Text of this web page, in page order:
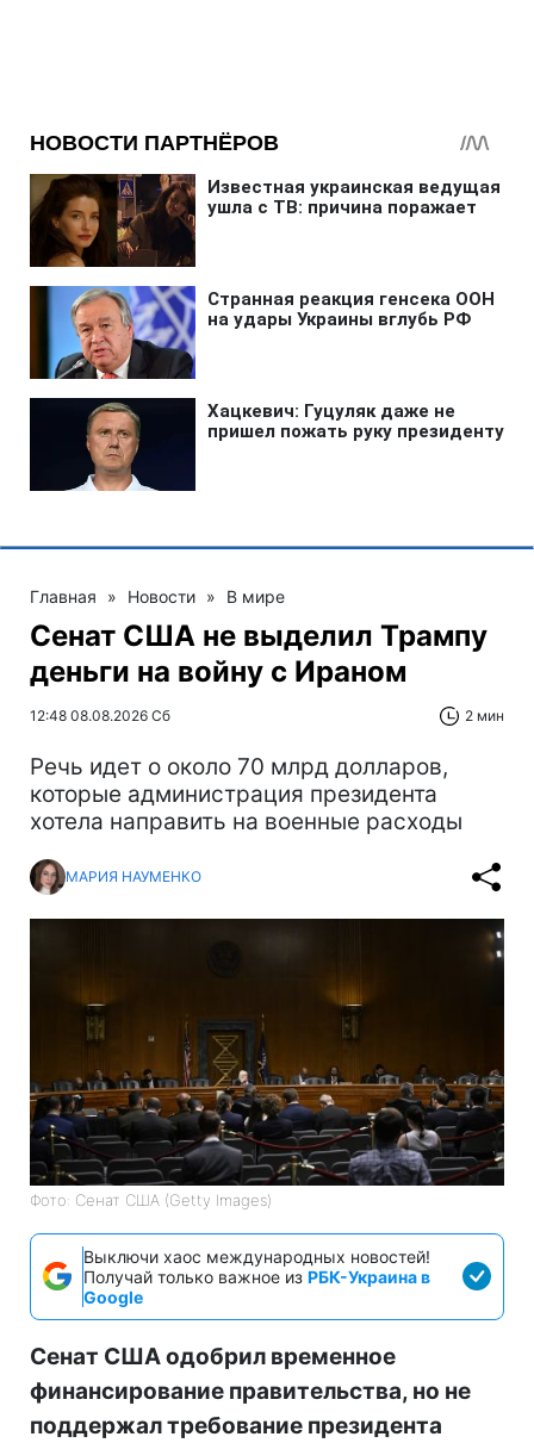
Главная » Новости » В мире
Сенат США не выделил Трампу
деньги на войну с Ираном
12:48 08.08.2026 Сб 2 мин
Речь идет о около 70 млрд долларов,
которые администрация президента
хотела направить на военные расходы
МАРИЯ НАУМЕНКО
Фото: Сенат США (Getty Images)
Выключи хаос международных новостей!
Получай только важное из РБК-Украина в
Google
Сенат США одобрил временное
финансирование правительства, но не
поддержал требование президента